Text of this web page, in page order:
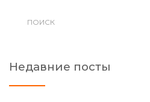
Недавние посты